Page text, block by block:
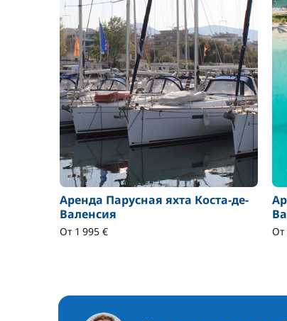
Аренда Парусная яхта Коста-де-
Валенсия
От 1 995 € От